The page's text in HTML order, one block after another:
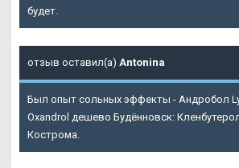
будет.
отзыв оставил(а) Antonina
Был опыт сольных эффекты - Андробол
Oxandrol дешево Будённовск:
Кострома.